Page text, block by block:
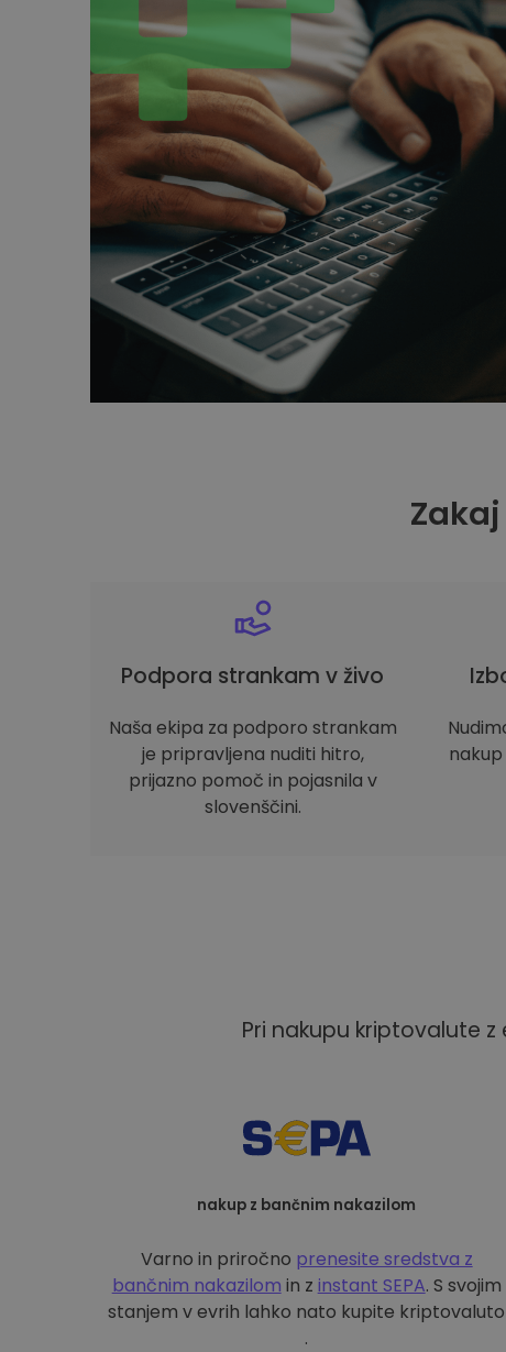
Podpora strankam v živo
Naša ekipa za podporo strankam
je pripravljena nuditi hitro,
prijazno pomoč in pojasnila v
slovenščini.
Pri nakupu kriptovalute
nakup z bančnim nakazilom
Varno in priročno prenesite sredstva z
bančnim nakazilom in z instant SEPA. S svojim
stanjem v evrih lahko nato kupite kriptovaluto
.